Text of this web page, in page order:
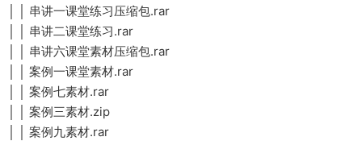
│ │ 串讲一课堂练习压缩包.rar
│ │ 串讲二课堂练习.rar
│ │ 串讲六课堂素材压缩包.rar
│ │ 案例一课堂素材.rar
│ │ 案例七素材.rar
│ │ 案例三素材.zip
│ │ 案例九素材.rar